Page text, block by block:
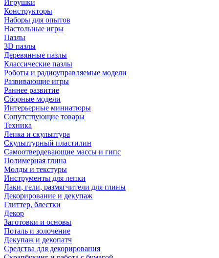
Игрушки
Конструкторы
Наборы для опытов
Настольные игры
Пазлы
3D пазлы
Деревянные пазлы
Классические пазлы
Роботы и радиоуправляемые модели
Развивающие игры
Раннее развитие
Сборные модели
Интерьерные миниатюры
Сопутствующие товары
Техника
Лепка и скульптура
Скульптурный пластилин
Самоотвердевающие массы и гипс
Полимерная глина
Молды и текстуры
Инструменты для лепки
Лаки, гели, размягчители для глины
Декорирование и декупаж
Глиттер, блестки
Декор
Заготовки и основы
Поталь и золочение
Декупаж и декопатч
Средства для декорирования